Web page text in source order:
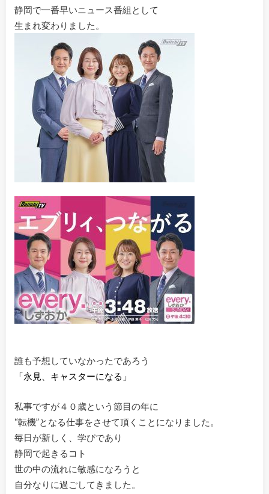
静岡で一番早いニュース番組として
生まれ変わりました。
誰も予想していなかったであろう
「永見、キャスターになる」
私事ですが４０歳という節目の年に
“転機”となる仕事をさせて頂くことになりました。
毎日が新しく、学びであり
静岡で起きるコト
世の中の流れに敏感になろうと
自分なりに過ごしてきました。